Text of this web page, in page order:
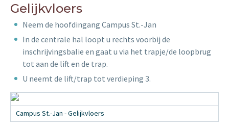
Gelijkvloers
Neem de hoofdingang Campus St.-Jan
In de centrale hal loopt u rechts voorbij de
inschrijvingsbalie en gaat u via het trapje/de loopbrug
tot aan de lift en de trap.
U neemt de lift/trap tot verdieping 3.
Campus St.-Jan - Gelijkvloers